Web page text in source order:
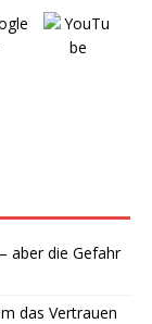
aber die Gefahr
das Vertrauen